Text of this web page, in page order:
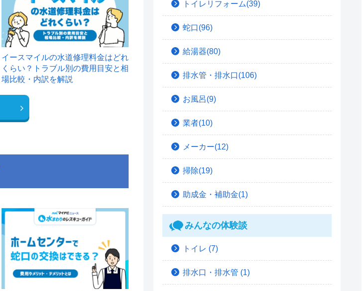
イースマイルの水道修理料金はどれ
くらい？トラブル別の費用目安と相
場比較・内訳を解説
トイレリフォーム(39)
蛇口(96)
給湯器(80)
排水管・排水口(106)
お風呂(9)
業者(10)
メーカー(12)
掃除(19)
助成金・補助金(1)
みんなの体験談
トイレ (7)
排水口・排水管 (1)